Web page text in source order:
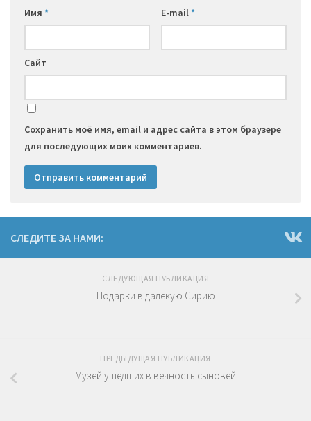
Имя * E-mail*
Сайт
Сохранить моё имя, email и адрес сайта в этом браузере
для последующих моих комментариев.
СЛЕДИТЕ ЗА НАМИ:
СЛЕДУЮЩАЯ ПУБЛИКАЦИЯ
Подарки в далёкую Сирию
ПРЕДЫДУЩАЯ ПУБЛИКАЦИЯ
Музей ушедших в вечность сыновей